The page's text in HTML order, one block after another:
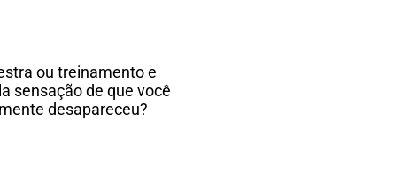
ou treinamento e
sensação de que você
desapareceu?